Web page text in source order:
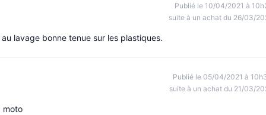
Publié le 10/04/2021 à
suite à un achat du 26/03/
lavage bonne tenue sur les plastiques.
Publié le 05/04/2021 à
suite à un achat du 21/03/
moto